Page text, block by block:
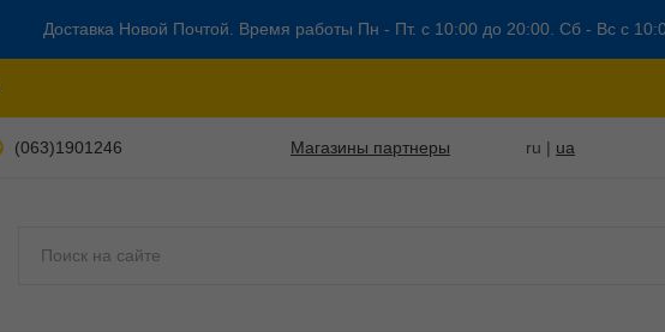
Доставка Новой Почтой. Время работы Пн - Пт. с 10:00 до 20:00. Сб - Вс с
(063)1901246 Магазины партнеры ru | ua